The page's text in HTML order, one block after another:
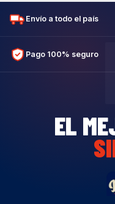
Envío a todo el país
Pago 100% seguro
EL